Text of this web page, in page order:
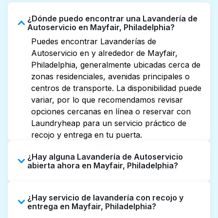
¿Dónde puedo encontrar una Lavandería de
Autoservicio en Mayfair, Philadelphia?
Puedes encontrar Lavanderías de
Autoservicio en y alrededor de Mayfair,
Philadelphia, generalmente ubicadas cerca de
zonas residenciales, avenidas principales o
centros de transporte. La disponibilidad puede
variar, por lo que recomendamos revisar
opciones cercanas en línea o reservar con
Laundryheap para un servicio práctico de
recojo y entrega en tu puerta.
¿Hay alguna Lavandería de Autoservicio
abierta ahora en Mayfair, Philadelphia?
Mayfair tienen horarios extendidos, pero no
todas abren hasta tarde o 24/7. Revisar
¿Hay servicio de lavandería con recojo y
entrega en Mayfair, Philadelphia?